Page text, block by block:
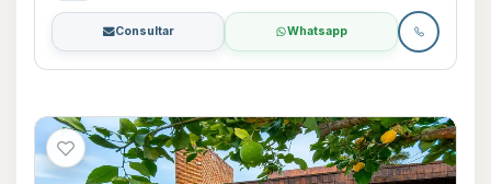
Consultar Whatsapp